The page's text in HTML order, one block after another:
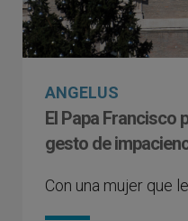
ANGELUS
El Papa Francisco
gesto de
Con una mujer que